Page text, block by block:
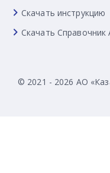
Скачать инструкцию
Скачать
© 2021 - 2026 АО